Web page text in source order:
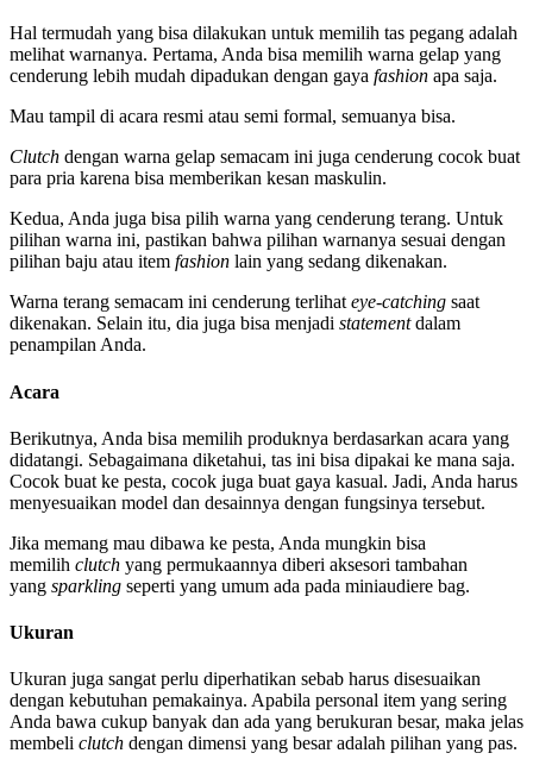
Hal termudah yang bisa dilakukan untuk memilih tas pegang adalah
melihat warnanya. Pertama, Anda bisa memilih warna gelap yang
cenderung lebih mudah dipadukan dengan gaya fashion apa saja.
Mau tampil di acara resmi atau semi formal, semuanya bisa.
Clutch dengan warna gelap semacam ini juga cenderung cocok buat
para pria karena bisa memberikan kesan maskulin.
Kedua, Anda juga bisa pilih warna yang cenderung terang. Untuk
pilihan warna ini, pastikan bahwa pilihan warnanya sesuai dengan
pilihan baju atau item fashion lain yang sedang dikenakan.
Warna terang semacam ini cenderung terlihat eye-catching saat
dikenakan. Selain itu, dia juga bisa menjadi statementdalam
penampilan Anda.
Acara
Berikutnya, Anda bisa memilih produknya berdasarkan acara yang
didatangi. Sebagaimana diketahui, tas ini bisa dipakai ke mana saja.
Cocok buat ke pesta, cocok juga buat gaya kasual. Jadi, Anda harus
menyesuaikan model dan desainnya dengan fungsinya tersebut.
Jika memang mau dibawa ke pesta, Anda mungkin bisa
memilih clutch yang permukaannya diberi aksesori tambahan
yang sparkling seperti yang umum ada pada miniaudiere bag.
Ukuran
Ukuran juga sangat perlu diperhatikan sebab harus disesuaikan
dengan kebutuhan pemakainya. Apabila personal item yang sering
Anda bawa cukup banyak dan ada yang berukuran besar, maka jelas
membeli clutch dengan dimensi yang besar adalah pilihan yang pas.